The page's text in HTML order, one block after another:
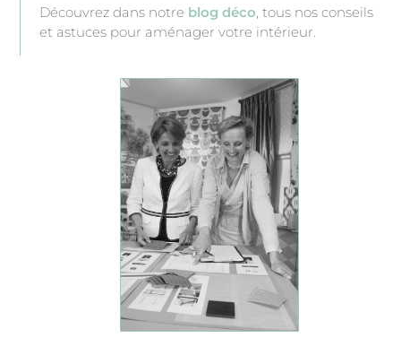
Découvrez dans notre blog déco, tous nos conseils
et astuces pour aménager votre intérieur.